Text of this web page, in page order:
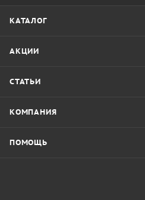
КАТАЛОГ
АКЦИИ
СТАТЬИ
КОМПАНИЯ
ПОМОЩЬ